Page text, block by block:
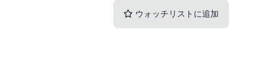
ウォッチリストに追加